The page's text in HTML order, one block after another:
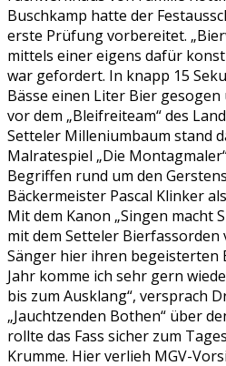
Buschkamp hatte der
erste Prüfung vorbereitet.
mittels einer eigens dafür
war gefordert. In knapp 15
Bässe einen Liter Bier
vor dem „Bleifreiteam“ des
Setteler Milleniumbaum stand
Malratespiel „Die
Begriffen rund um den
Bäckermeister Pascal Klinker
Mit dem Kanon „Singen macht
mit dem Setteler Bierfassorden
Sänger hier ihren begeisterten
Jahr komme ich sehr gern
bis zum Ausklang“, versprach
„Jauchtzenden Bothen“ über
rollte das Fass sicher zum
Krumme. Hier verlieh MGV-